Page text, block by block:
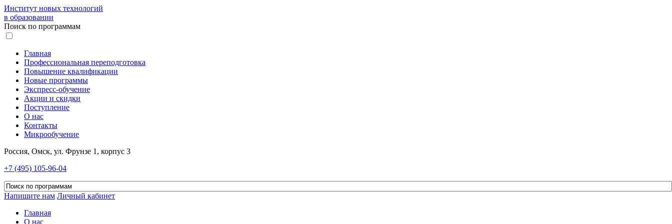
Институт новых технологий
в образовании
Поиск по программам
Главная
Профессиональная переподготовка
Повышение квалификации
Новые программы
Экспресс-обучение
Акции и скидки
Поступление
О нас
Контакты
Микрообучение
Россия, Омск, ул. Фрунзе 1, корпус 3
+7 (495) 105-96-04
Напишите нам Личный кабинет
Главная
О нас